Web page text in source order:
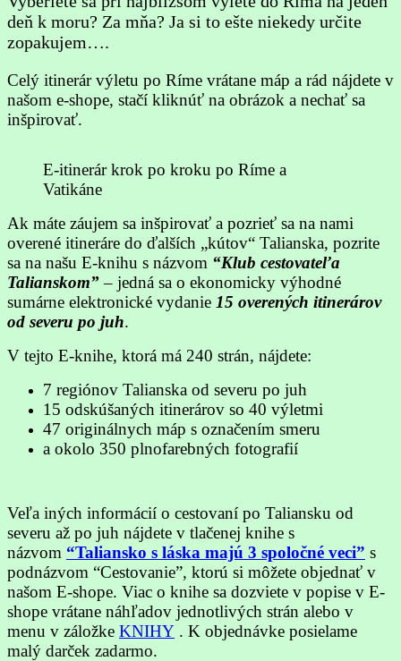
deň k moru? Za mňa? Ja si to ešte niekedy určite
zopakujem….
Celý itinerár výletu po Ríme vrátane máp a rád nájdete v
našom e-shope, stačí kliknúť na obrázok a nechať sa
inšpirovať.
E-itinerár krok po kroku po Ríme a
Vatikáne
Ak máte záujem sa inšpirovať a pozrieť sa na nami
overené itineráre do ďalších „kútov“ Talianska, pozrite
sa na našu E-knihu s názvom “Klub cestovateľa
Talianskom”– jedná sa o ekonomicky výhodné
sumárne elektronické vydanie 15 overených itinerárov
od severu po juh.
V tejto E-knihe, ktorá má 240 strán, nájdete:
7 regiónov Talianska od severu po juh
15 odskúšaných itinerárov so 40 výletmi
47 originálnych máp s označením smeru
a okolo 350 plnofarebných fotografií
Veľa iných informácií o cestovaní po Taliansku od
severu až po juh nájdete v tlačenej knihe s
názvom “Taliansko s láska majú 3 spoločné veci” s
podnázvom “Cestovanie”, ktorú si môžete objednať v
našom E-shope. Viac o knihe sa dozviete v popise v E-
shope vrátane náhľadov jednotlivých strán alebo v
menu v záložke KNIHY . K objednávke posielame
malý darček zadarmo.